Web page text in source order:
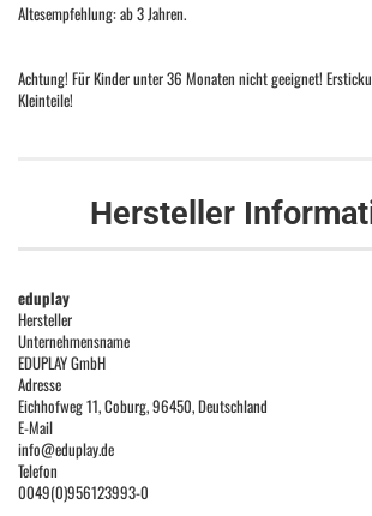
Altesempfehlung: ab 3 Jahren.
Achtung! Für Kinder unter 36 Monaten nicht geeignet!
Kleinteile!
Hersteller
eduplay
Hersteller
Unternehmensname
EDUPLAY GmbH
Adresse
Eichhofweg 11, Coburg, 96450, Deutschland
E-Mail
info@eduplay.de
Telefon
0049(0)956123993-0